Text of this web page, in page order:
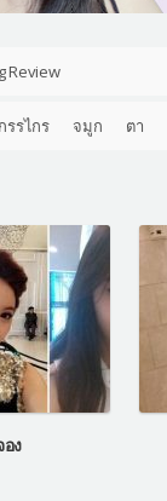
Review
รรไกร จมูก ตา
ง